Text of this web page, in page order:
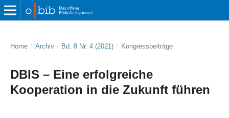
Home / Archiv / Bd. 8 Nr. 4 (2021) / Kongressbeiträge
DBIS – Eine erfolgreiche
Kooperation in die Zukunft führen